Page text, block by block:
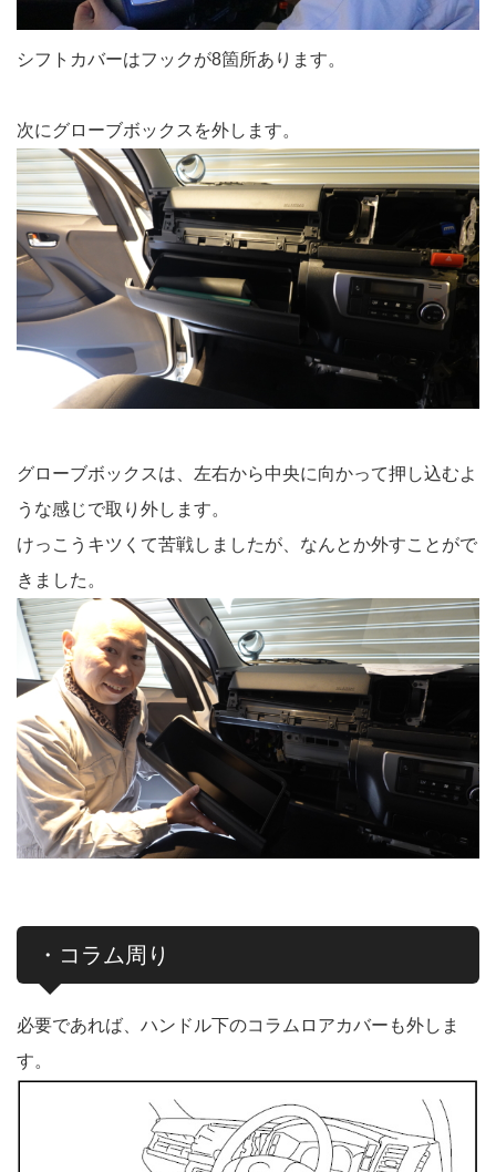
シフトカバーはフックが8箇所あります。
次にグローブボックスを外します。
グローブボックスは、左右から中央に向かって押し込むよ
うな感じで取り外します。
けっこうキツくて苦戦しましたが、なんとか外すことがで
きました。
・コラム周り
必要であれば、ハンドル下のコラムロアカバーも外しま
す。